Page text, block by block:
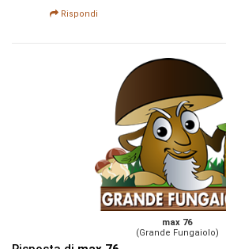
Rispondi
max 76
(Grande Fungaiolo)